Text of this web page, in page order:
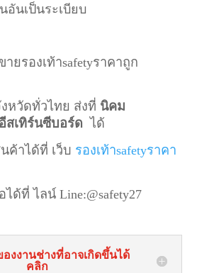
นเป็นระเบียบ
ายรองเท้าsafetyราคาถูก
หวัดทั่วไทย ส่งที่ นิคม
สเทิร์นซีบอร์ด ได้
ค้าได้ที่ เว็บ รองเท้าsafetyราคา
ได้ที่ ไลน์ Line:@safety27
องงานช่างที่อาจเกิดขึ้นได้
คลิก